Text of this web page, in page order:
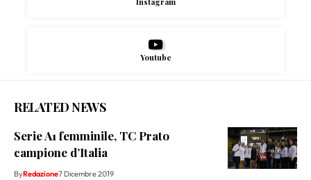
Youtube
RELATED NEWS
Serie A1 femminile, TC Prato
campione d’Italia
ByRedazione7 Dicembre 2019